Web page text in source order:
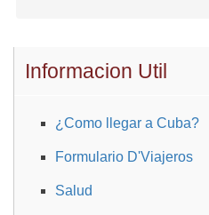
Informacion Util
¿Como llegar a Cuba?
Formulario D'Viajeros
Salud